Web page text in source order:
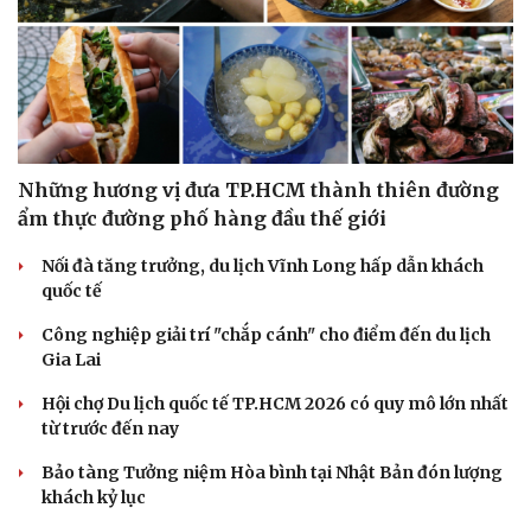
Những hương vị đưa TP.HCM thành thiên đường
ẩm thực đường phố hàng đầu thế giới
Nối đà tăng trưởng, du lịch Vĩnh Long hấp dẫn khách
quốc tế
Công nghiệp giải trí "chắp cánh" cho điểm đến du lịch
Gia Lai
Hội chợ Du lịch quốc tế TP.HCM 2026 có quy mô lớn nhất
từ trước đến nay
Bảo tàng Tưởng niệm Hòa bình tại Nhật Bản đón lượng
khách kỷ lục